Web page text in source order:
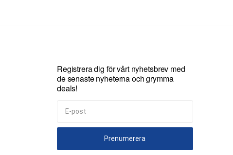
Registrera dig för vårt nyhetsbrev med
de senaste nyheterna och grymma
deals!
Prenumerera